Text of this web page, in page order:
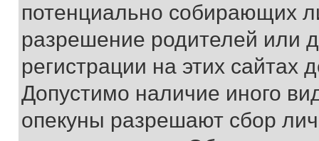
потенциально собирающих
разрешение родителей или
регистрации на этих сайтах
Допустимо наличие иного
опекуны разрешают сбор